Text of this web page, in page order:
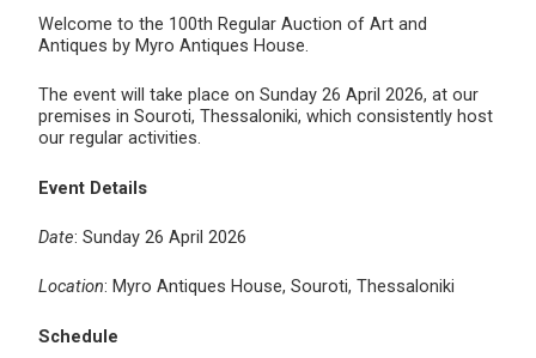
Welcome to the 100th Regular Auction of Art and
Antiques by Myro Antiques House.
The event will take place on Sunday 26 April 2026, at our
premises in Souroti, Thessaloniki, which consistently host
our regular activities.
Event Details
Date: Sunday 26 April 2026
Location: Myro Antiques House, Souroti, Thessaloniki
Schedule